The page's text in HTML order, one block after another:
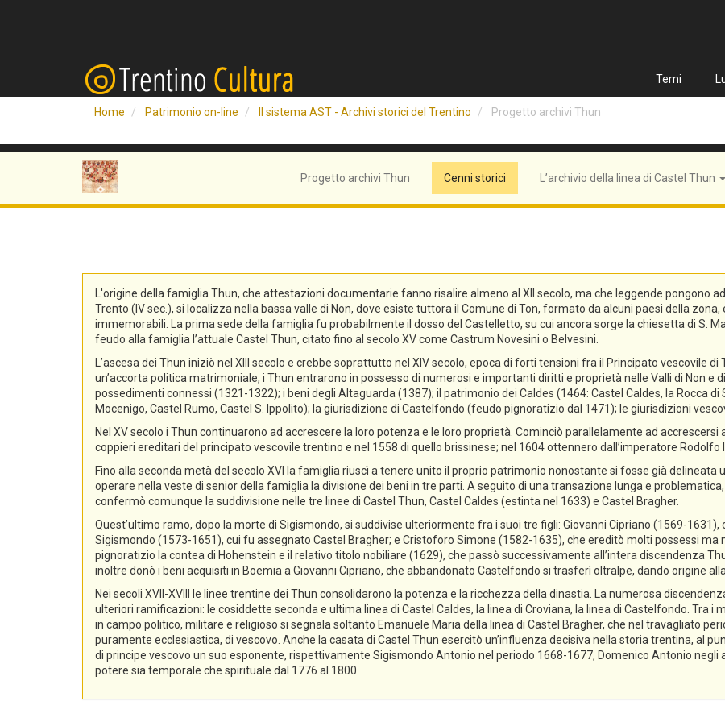
Temi
Home Patrimonio on-line Il sistema AST - Archivi storici del Trentino Progetto archivi Thun
Progetto archivi Thun Cenni storici L’archivio della linea di Castel Thun
L'origine della famiglia Thun, che attestazioni documentarie fanno risalire almeno al XII secolo, ma che leggende pongono
Trento (IV sec.), si localizza nella bassa valle di Non, dove esiste tuttora il Comune di Ton, formato da alcuni paesi della
immemorabili. La prima sede della famiglia fu probabilmente il dosso del Castelletto, su cui ancora sorge la chiesetta di S.
feudo alla famiglia l’attuale Castel Thun, citato fino al secolo XV come Castrum Novesini o Belvesini.
L’ascesa dei Thun iniziò nel XIII secolo e crebbe soprattutto nel XIV secolo, epoca di forti tensioni fra il Principato vescovile
un’accorta politica matrimoniale, i Thun entrarono in possesso di numerosi e importanti diritti e proprietà nelle Valli di Non e
possedimenti connessi (1321-1322); i beni degli Altaguarda (1387); il patrimonio dei Caldes (1464: Castel Caldes, la Rocca di
Mocenigo, Castel Rumo, Castel S. Ippolito); la giurisdizione di Castelfondo (feudo pignoratizio dal 1471); le giurisdizioni
Nel XV secolo i Thun continuarono ad accrescere la loro potenza e le loro proprietà. Cominciò parallelamente ad
coppieri ereditari del principato vescovile trentino e nel 1558 di quello brissinese; nel 1604 ottennero dall’imperatore Rodolfo
Fino alla seconda metà del secolo XVI la famiglia riuscì a tenere unito il proprio patrimonio nonostante si fosse già delineata
operare nella veste di senior della famiglia la divisione dei beni in tre parti. A seguito di una transazione lunga e
confermò comunque la suddivisione nelle tre linee di Castel Thun, Castel Caldes (estinta nel 1633) e Castel Bragher.
Quest’ultimo ramo, dopo la morte di Sigismondo, si suddivise ulteriormente fra i suoi tre figli: Giovanni Cipriano (1569-
Sigismondo (1573-1651), cui fu assegnato Castel Bragher; e Cristoforo Simone (1582-1635), che ereditò molti possessi
pignoratizio la contea di Hohenstein e il relativo titolo nobiliare (1629), che passò successivamente all’intera discendenza
inoltre donò i beni acquisiti in Boemia a Giovanni Cipriano, che abbandonato Castelfondo si trasferì oltralpe, dando origine
Nei secoli XVII-XVIII le linee trentine dei Thun consolidarono la potenza e la ricchezza della dinastia. La numerosa
ulteriori ramificazioni: le cosiddette seconda e ultima linea di Castel Caldes, la linea di Croviana, la linea di Castelfondo. Tra i
in campo politico, militare e religioso si segnala soltanto Emanuele Maria della linea di Castel Bragher, che nel travagliato
puramente ecclesiastica, di vescovo. Anche la casata di Castel Thun esercitò un’influenza decisiva nella storia trentina, al
di principe vescovo un suo esponente, rispettivamente Sigismondo Antonio nel periodo 1668-1677, Domenico Antonio negli
potere sia temporale che spirituale dal 1776 al 1800.